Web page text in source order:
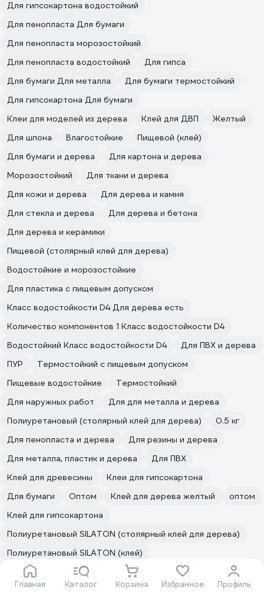
Главная Каталог Корзина Избранное Профиль
Для гипсокартона водостойкий
Для пенопласта Для бумаги
Для пенопласта морозостойкий
Для пенопласта водостойкий
Для гипса
Для бумаги Для металла
Для бумаги термостойкий
Для гипсокартона Для бумаги
Клеи для моделей из дерева
Клей для ДВП
Желтый
Для шпона
Влагостойкие
Пищевой (клей)
Для бумаги и дерева
Для картона и дерева
Морозостойкий
Для ткани и дерева
Для кожи и дерева
Для дерева и камня
Для стекла и дерева
Для дерева и бетона
Для дерева и керамики
Пищевой (столярный клей для дерева)
Водостойкие и морозостойкие
Для пластика с пищевым допуском
Класс водостойкости D4 Для дерева есть
Количество компонентов 1 Класс водостойкости D4
Водостойкий Класс водостойкости D4
Для ПВХ и дерева
ПУР
Термостойкий с пищевым допуском
Пищевые водостойкие
Термостойкий
Для наружных работ
Для для металла и дерева
Полиуретановый (столярный клей для дерева)
0.5 кг
Для пенопласта и дерева
Для резины и дерева
Для металла, пластик и дерева
Для ПВХ
Клей для древесины
Клеи для гипсокартона
Для бумаги
Оптом Клей для дерева желтый
оптом
Клей для гипсокартона
Полиуретановый SILATON (столярный клей для дерева)
Полиуретановый SILATON (клей)
Сервисное обслуживание